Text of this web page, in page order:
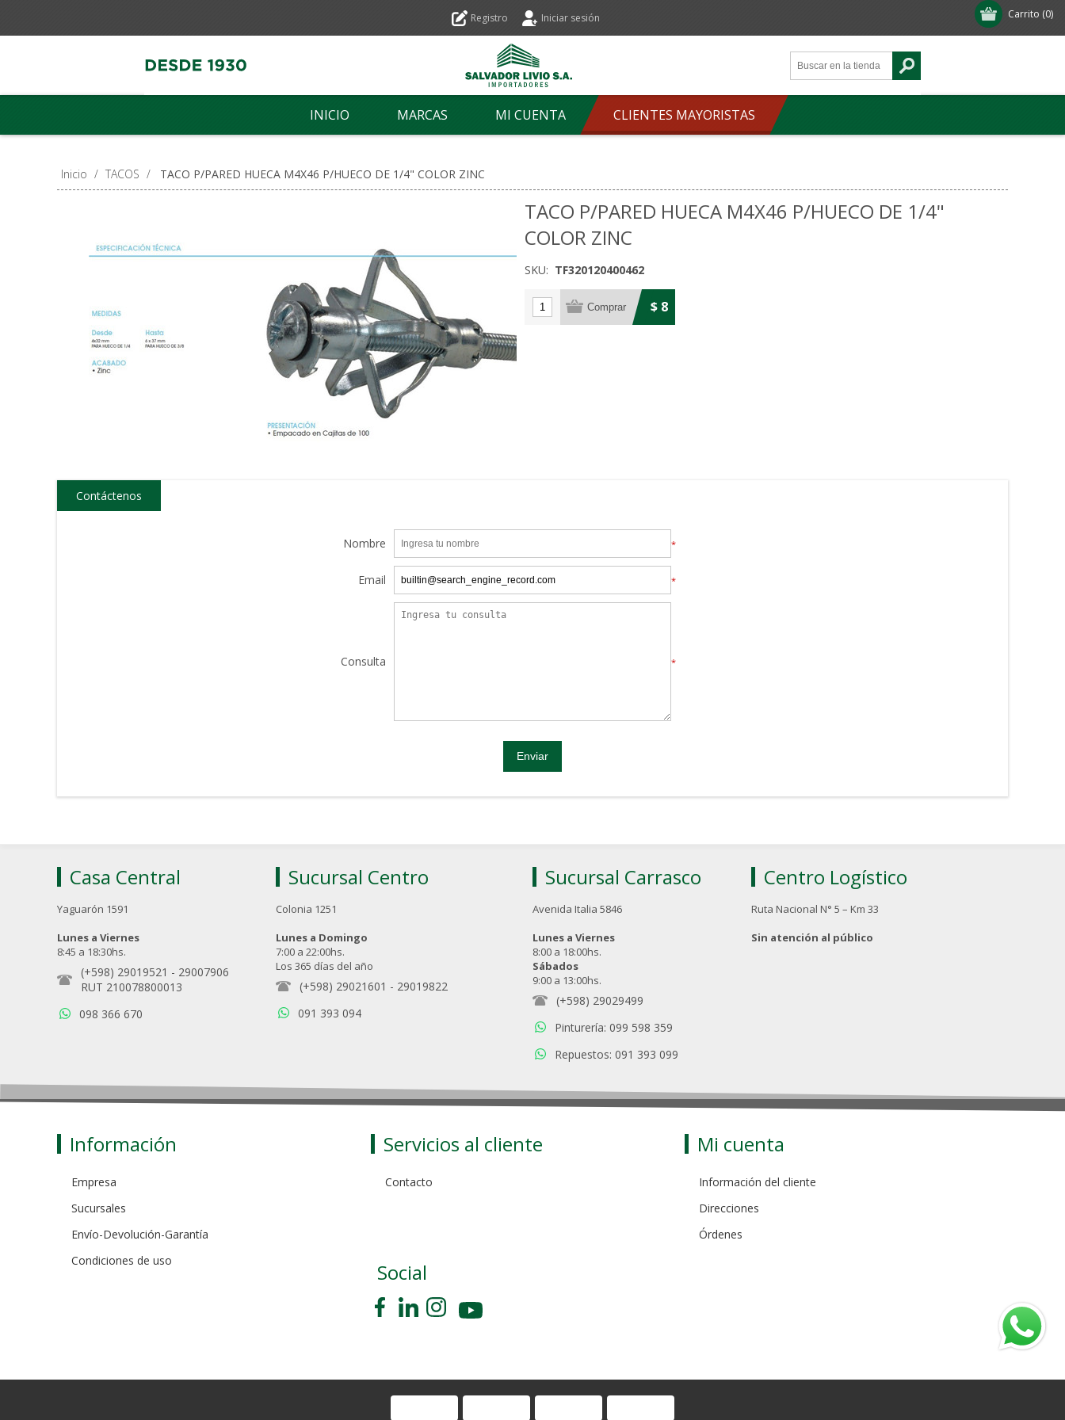
Carrito (0)
Registro Iniciar sesión
INICIO MARCAS MI CUENTA CLIENTES MAYORISTAS
Inicio / TACOS / TACO P/PARED HUECA M4X46 P/HUECO DE 1/4" COLOR ZINC
TACO P/PARED HUECA M4X46 P/HUECO DE 1/4"
COLOR ZINC
SKU: TF320120400462
$ 8
Contáctenos
Nombre *
Email *
Consulta *
Casa Central
Yaguarón 1591
Lunes a Viernes
8:45 a 18:30hs.
(+598) 29019521 - 29007906
RUT 210078800013
098 366 670
Sucursal Centro
Colonia 1251
Lunes a Domingo
7:00 a 22:00hs.
Los 365 días del año
(+598) 29021601 - 29019822
091 393 094
Sucursal Carrasco
Avenida Italia 5846
Lunes a Viernes
8:00 a 18:00hs.
Sábados
9:00 a 13:00hs.
(+598) 29029499
Pinturería: 099 598 359
Repuestos: 091 393 099
Centro Logístico
Ruta Nacional N° 5 – Km 33
Sin atención al público
Información
Empresa
Sucursales
Envío-Devolución-Garantía
Condiciones de uso
Servicios al cliente
Contacto
Mi cuenta
Información del cliente
Direcciones
Órdenes
Social